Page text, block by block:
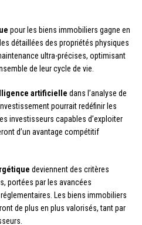
pour les biens immobiliers gagne en
détaillées des propriétés physiques
ultra-précises, optimisant
de leur cycle de vie.
artificielle dans l’analyse de
pourrait redéfinir les
investisseurs capables d’exploiter
d’un avantage compétitif
deviennent des critères
portées par les avancées
Les biens immobiliers
de plus en plus valorisés, tant par